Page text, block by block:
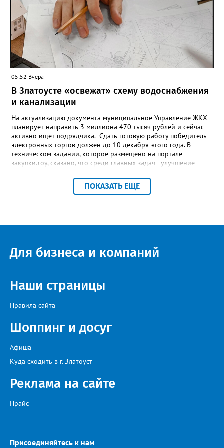
никогда кредиты не брал, столько же погасили долги недавно,
а больше половины имеют долговые обязательства сейчас.
05:52 Вчера
В Златоусте «освежат» схему водоснабжения
и канализации
На актуализацию документа муниципальное Управление ЖКХ
планирует направить 3 миллиона 470 тысяч рублей и сейчас
активно ищет подрядчика. Сдать готовую работу победитель
электронных торгов должен до 10 декабря этого года. В
техническом задании, которое размещено на портале
закупки.гоу, сказано, что среди главных задач - улучшение
повышение энергоэффективности систем. Кроме электронных
схем, исполнителю нужно разработать предложения по
сферы городского хозяйства. В июне 2025 года
486 рублей, а в списке работ была разработка электронной
системы ливнёвок.
ПОКАЗАТЬ ЕЩЕ
Для бизнеса и компаний
Наши страницы
Правила сайта
Шоппинг и досуг
Афиша
Куда сходить в г. Златоуст
Реклама на сайте
Прайс
Присоединяйтесь к нам